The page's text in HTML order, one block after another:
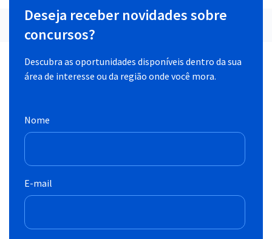
Deseja receber novidades sobre
concursos?
Descubra as oportunidades disponíveis dentro da sua
área de interesse ou da região onde você mora.
Nome
E-mail